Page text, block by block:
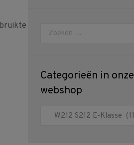
Zoeken:
Categorieën in onze
webshop